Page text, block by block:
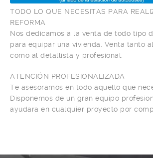
TODO LO QUE NECESITAS PARA
REFORMA
Nos dedicamos a la venta de todo tipo
para equipar una vivienda. Venta tanto
como al detallista y profesional.
ATENCIÓN PROFESIONALIZADA
Te asesoramos en todo aquello que
Disponemos de un gran equipo
ayudara en cualquier proyecto por